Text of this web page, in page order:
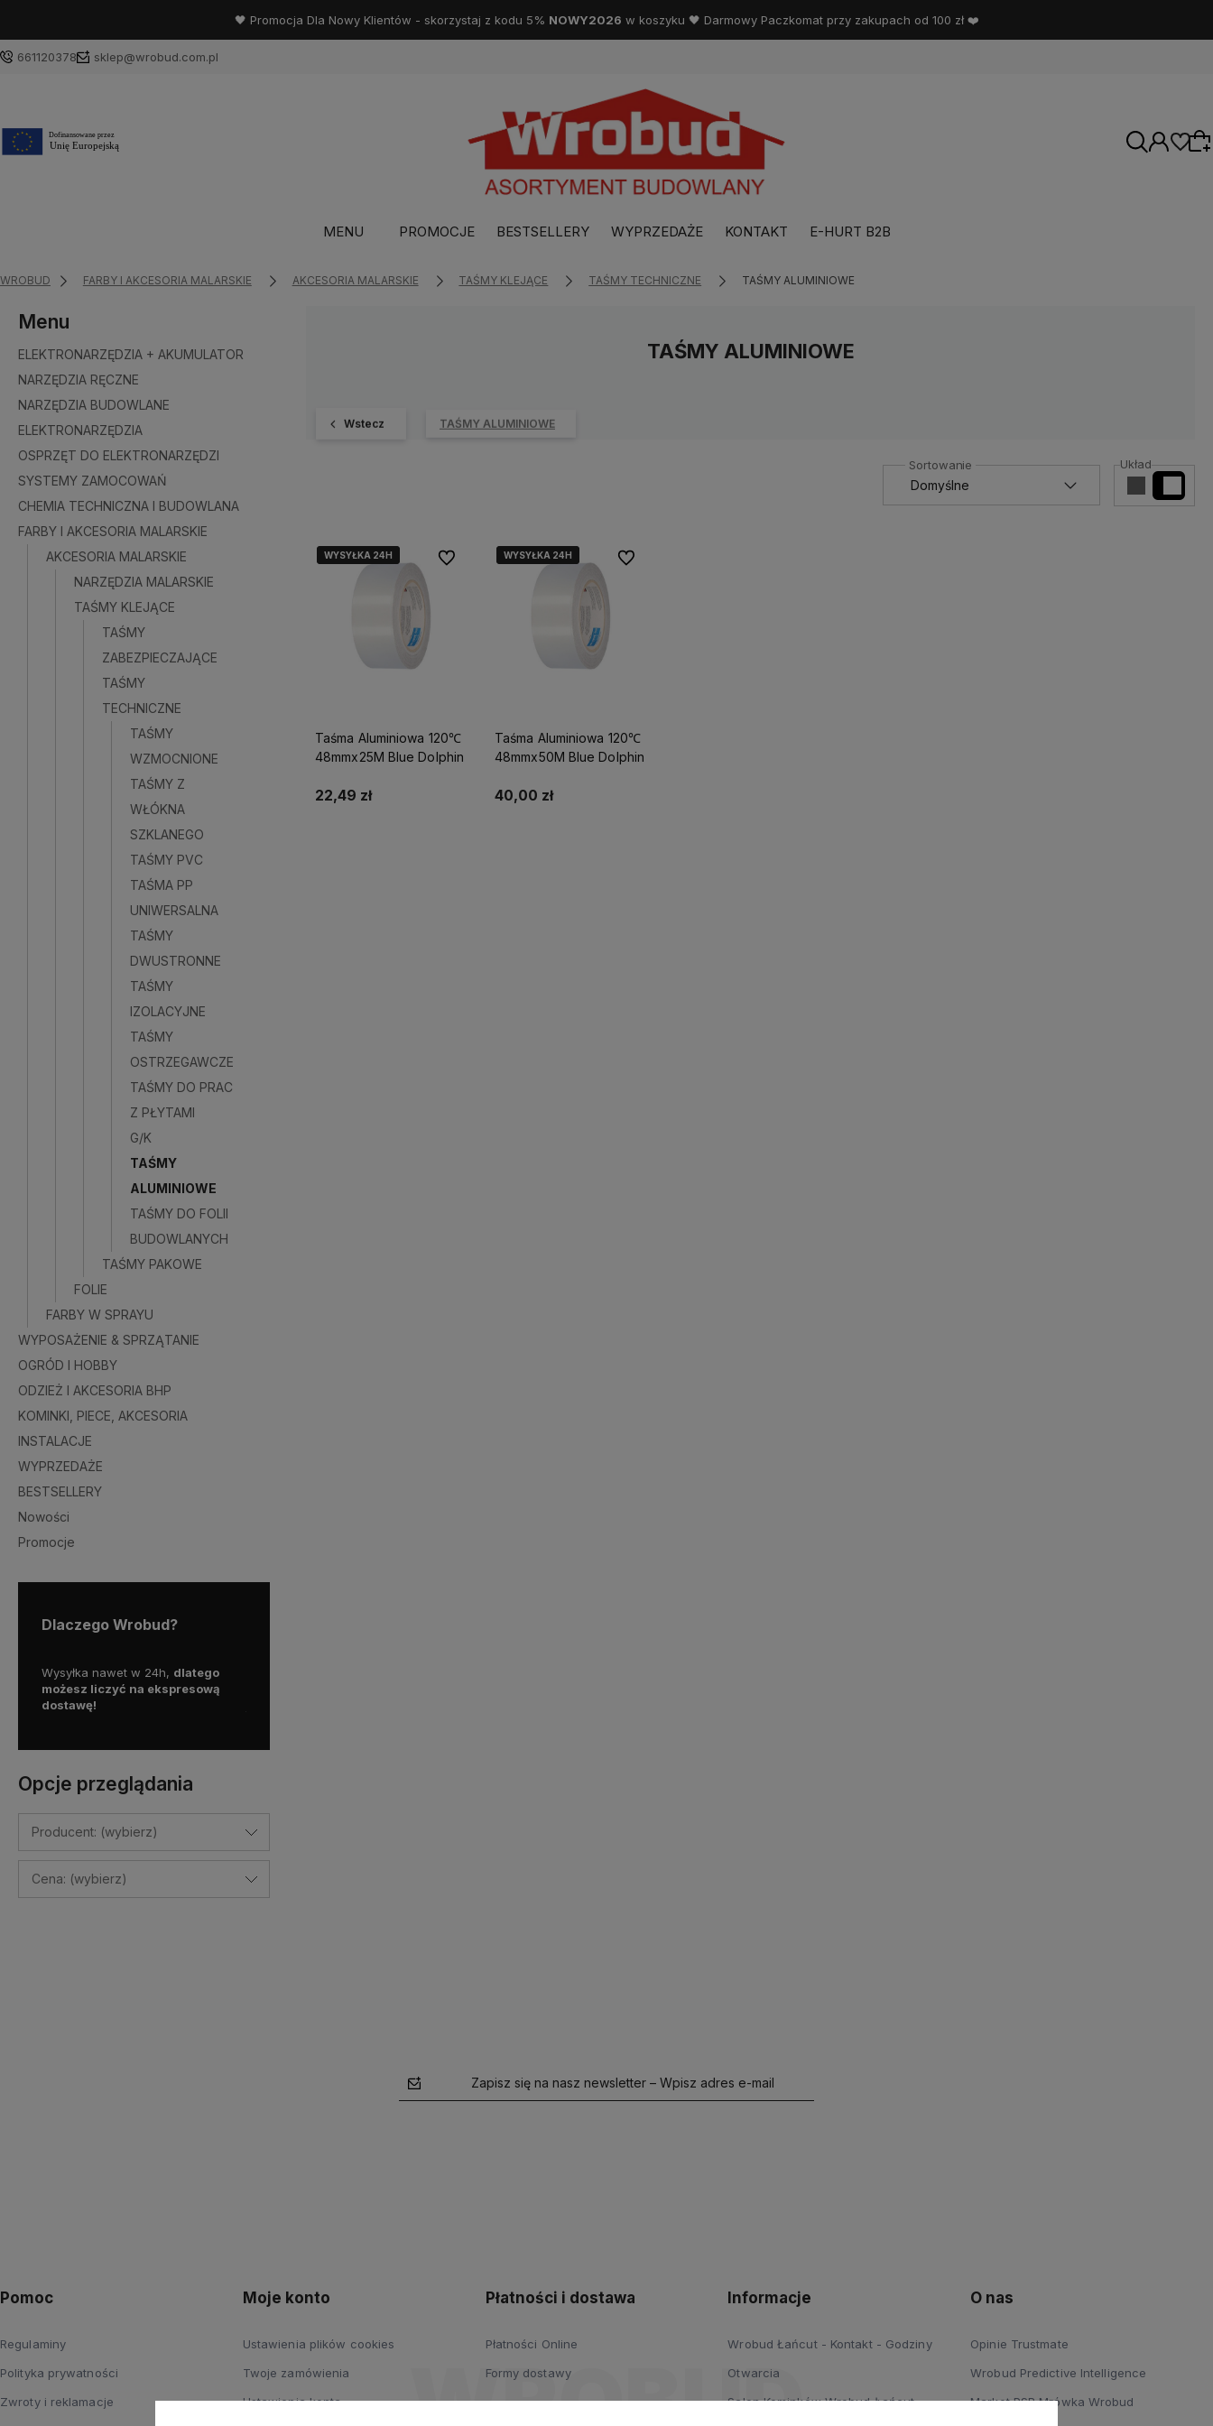
🖤 Promocja Dla Nowy Klientów - skorzystaj z kodu 5% NOWY2026 w koszyku 🖤 Darmowy Paczkomat przy zakupach od 100 zł ❤️
661120378 sklep@wrobud.com.pl
MENU PROMOCJE BESTSELLERY WYPRZEDAŻE KONTAKT E-HURT B2B
WROBUD FARBY I AKCESORIA MALARSKIE AKCESORIA MALARSKIE TAŚMY KLEJĄCE TAŚMY TECHNICZNE TAŚMY ALUMINIOWE
Menu
ELEKTRONARZĘDZIA + AKUMULATOR
NARZĘDZIA RĘCZNE
NARZĘDZIA BUDOWLANE
ELEKTRONARZĘDZIA
OSPRZĘT DO ELEKTRONARZĘDZI
SYSTEMY ZAMOCOWAŃ
CHEMIA TECHNICZNA I BUDOWLANA
FARBY I AKCESORIA MALARSKIE
AKCESORIA MALARSKIE
NARZĘDZIA MALARSKIE
TAŚMY KLEJĄCE
TAŚMY
ZABEZPIECZAJĄCE
TAŚMY
TECHNICZNE
TAŚMY
WZMOCNIONE
TAŚMY Z
WŁÓKNA
SZKLANEGO
TAŚMY PVC
TAŚMA PP
UNIWERSALNA
TAŚMY
DWUSTRONNE
TAŚMY
IZOLACYJNE
TAŚMY
OSTRZEGAWCZE
TAŚMY DO PRAC
Z PŁYTAMI
G/K
TAŚMY
ALUMINIOWE
TAŚMY DO FOLII
BUDOWLANYCH
TAŚMY PAKOWE
FOLIE
FARBY W SPRAYU
WYPOSAŻENIE & SPRZĄTANIE
OGRÓD I HOBBY
ODZIEŻ I AKCESORIA BHP
KOMINKI, PIECE, AKCESORIA
INSTALACJE
WYPRZEDAŻE
BESTSELLERY
Nowości
Promocje
Dlaczego Wrobud?
Wysyłka nawet w 24h, dlatego
możesz liczyć na ekspresową
dostawę!
Opcje przeglądania
Producent: (wybierz)
Cena: (wybierz)
TAŚMY ALUMINIOWE
Wstecz TAŚMY ALUMINIOWE
Układ
WYSYŁKA 24H
WYSYŁKA 24H
Taśma Aluminiowa 120℃
48mmx25M Blue Dolphin
22,49 zł
Do ulubionychWYSYŁKA 24H
WYSYŁKA 24H
Taśma Aluminiowa 120℃
48mmx50M Blue Dolphin
40,00 zł
Do ulubionych
Zapisz się na nasz newsletter – Wpisz adres e-mail
Pomoc
Regulaminy
Polityka prywatności
Zwroty i reklamacje
Moje konto
Ustawienia plików cookies
Twoje zamówienia
Ustawienia konta
Płatności i dostawa
Płatności Online
Formy dostawy
Informacje
Wrobud Łańcut - Kontakt - Godziny
Otwarcia
Salon Kominków Wrobud Łańcut
O nas
Opinie Trustmate
Wrobud Predictive Intelligence
Market PSB Mrówka Wrobud